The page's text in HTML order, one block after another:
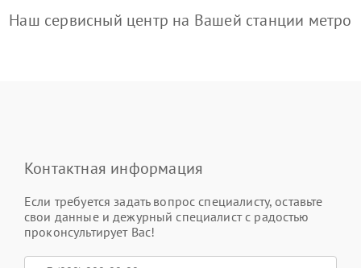
Наш сервисный центр на Вашей станции метро
Контактная информация
Если требуется задать вопрос специалисту, оставьте
свои данные и дежурный специалист с радостью
проконсультирует Вас!